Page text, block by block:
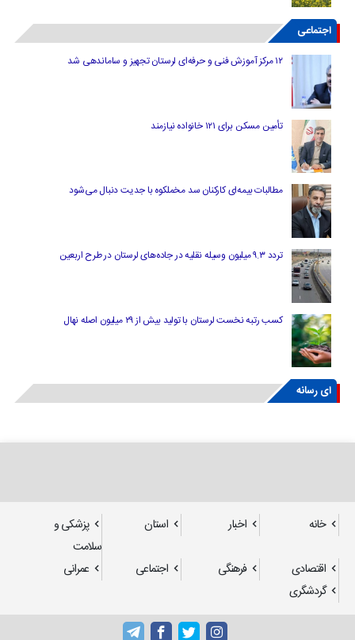
اجتماعی
۱۲ مرکز آموزش فنی و حرفه‌ای لرستان تجهیز و ساماندهی شد
تأمین مسکن برای ۱۲۱ خانواده نیازمند
مطالبات بیمه‌ای کارکنان سد مخملکوه با جدیت دنبال می‌شود
تردد ۹.۳ میلیون وسیله نقلیه در جاده‌های لرستان در طرح اربعین
کسب رتبه نخست لرستان با تولید بیش از ۲۹ میلیون اصله نهال
ای رسانه
خانه اخبار استان
پزشکی و
سلامت
اقتصادی
فرهنگی اجتماعی
عمرانی
گردشگری